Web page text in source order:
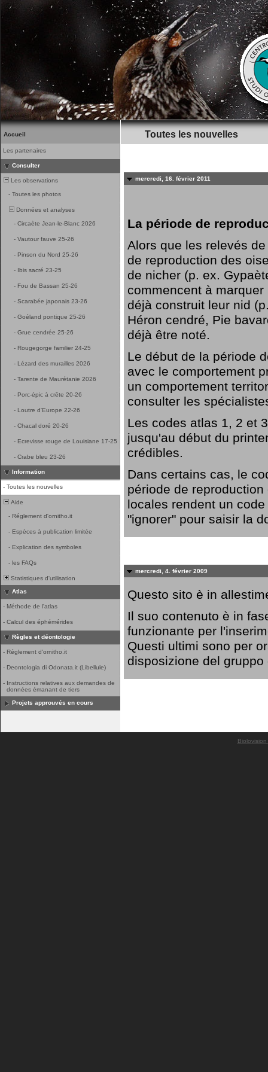
Accueil
Les partenaires
Consulter
Les observations
- Toutes les photos
Données et analyses
- Circaète Jean-le-Blanc 2026
- Vautour fauve 25-26
- Pinson du Nord 25-26
- Ibis sacré 23-25
- Fou de Bassan 25-26
- Scarabée japonais 23-26
- Goéland pontique 25-26
- Grue cendrée 25-26
- Rougegorge familier 24-25
- Lézard des murailles 2026
- Tarente de Maurétanie 2026
- Porc-épic à crête 20-26
- Loutre d'Europe 22-26
- Chacal doré 20-26
- Ecrevisse rouge de Louisiane 17-25
- Crabe bleu 23-26
Information
- Toutes les nouvelles
Aide
- Réglement d'ornitho.it
- Espèces à publication limitée
- Explication des symboles
- les FAQs
Statistiques d'utilisation
Atlas
- Méthode de l'atlas
- Calcul des éphémérides
Règles et déontologie
- Réglement d'ornitho.it
- Deontologia di Odonata.it (Libellule)
- Instructions relatives aux demandes de
données émanant de tiers
Projets approuvés en cours
Toutes les nouvelles
mercredi, 16. février 2011
La période de
Alors que les relevés
de reproduction des
de nicher (p. ex.
commencent à
déjà construit leur nid
Héron cendré, Pie
déjà être noté.
Le début de la période
avec le comportement
un comportement
consulter les
Les codes atlas 1, 2 et
jusqu'au début du
crédibles.
Dans certains cas, le
période de
locales rendent un
"ignorer" pour saisir la
mercredi, 4. février 2009
Questo sito è in
Il suo contenuto è in
funzionante per
Questi ultimi sono per
disposizione del
Biolovision